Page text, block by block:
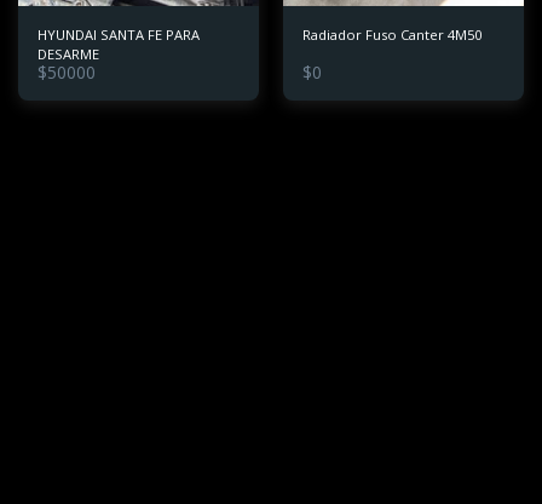
HYUNDAI SANTA FE PARA
DESARME
$50000
Radiador Fuso Canter 4M50
$0